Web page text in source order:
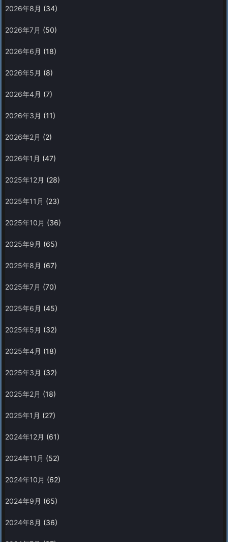
2026年8月 (34)
2026年7月 (50)
2026年6月 (18)
2026年5月 (8)
2026年4月 (7)
2026年3月 (11)
2026年2月 (2)
2026年1月 (47)
2025年12月 (28)
2025年11月 (23)
2025年10月 (36)
2025年9月 (65)
2025年8月 (67)
2025年7月 (70)
2025年6月 (45)
2025年5月 (32)
2025年4月 (18)
2025年3月 (32)
2025年2月 (18)
2025年1月 (27)
2024年12月 (61)
2024年11月 (52)
2024年10月 (62)
2024年9月 (65)
2024年8月 (36)